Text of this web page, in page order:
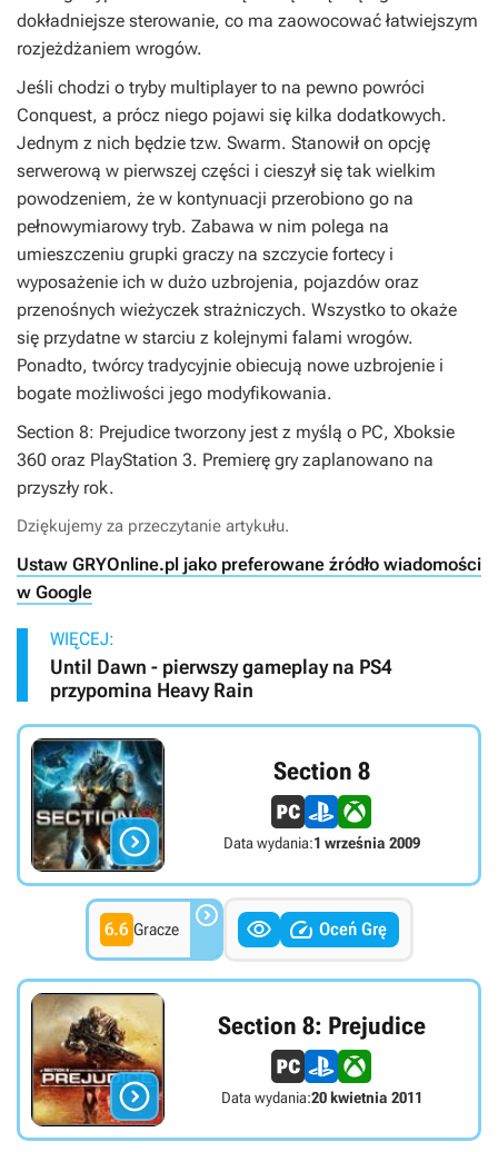
dokładniejsze sterowanie, co ma zaowocować łatwiejszym
rozjeżdżaniem wrogów.
Jeśli chodzi o tryby multiplayer to na pewno powróci
Conquest, a prócz niego pojawi się kilka dodatkowych.
Jednym z nich będzie tzw. Swarm. Stanowił on opcję
serwerową w pierwszej części i cieszył się tak wielkim
powodzeniem, że w kontynuacji przerobiono go na
pełnowymiarowy tryb. Zabawa w nim polega na
umieszczeniu grupki graczy na szczycie fortecy i
wyposażenie ich w dużo uzbrojenia, pojazdów oraz
przenośnych wieżyczek strażniczych. Wszystko to okaże
się przydatne w starciu z kolejnymi falami wrogów.
Ponadto, twórcy tradycyjnie obiecują nowe uzbrojenie i
bogate możliwości jego modyfikowania.
Section 8: Prejudice tworzony jest z myślą o PC, Xboksie
360 oraz PlayStation 3. Premierę gry zaplanowano na
przyszły rok.
Dziękujemy za przeczytanie artykułu.
Ustaw GRYOnline.pl jako preferowane źródło wiadomości
w Google
WIĘCEJ:
Until Dawn - pierwszy gameplay na PS4
przypomina Heavy Rain

Section 8
Data wydania:1 września 2009
6.6 Gracze    Oceń Grę

Section 8: Prejudice
Data wydania:20 kwietnia 2011